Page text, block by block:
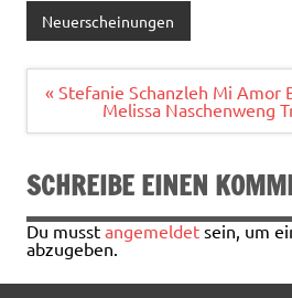
e
b
o
o
k
it
te
r
ai
l
n
Neuerscheinungen
Beitragsnavigation
« Stefanie Schanzleh Mi Amor
Melissa Naschenweng
SCHREIBE EINEN
Du musst angemeldet sein, um
abzugeben.